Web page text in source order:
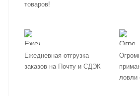
товаров!
Ежедневная отгрузка
заказов на Почту и СДЭК
ловли